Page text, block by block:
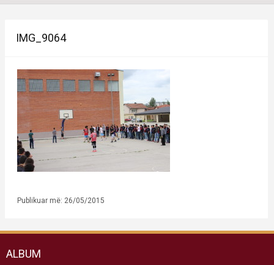
IMG_9064
Publikuar më: 26/05/2015
ALBUM